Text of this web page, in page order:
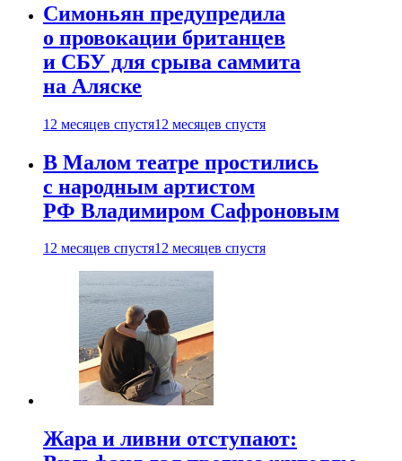
Симоньян предупредила
о провокации британцев
и СБУ для срыва саммита
на Аляске
12 месяцев спустя12 месяцев спустя
В Малом театре простились
с народным артистом
РФ Владимиром Сафроновым
12 месяцев спустя12 месяцев спустя
Жара и ливни отступают: